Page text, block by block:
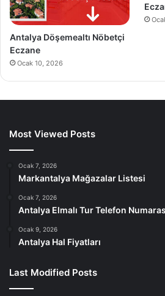
Antalya Döşemealtı Nöbetçi
Eczane
Ocak 10, 2026
Most Viewed Posts
Ocak 7, 2026
Markantalya Mağazalar Listesi
Ocak 7, 2026
Antalya Elmalı Tur Telefon
Ocak 9, 2026
Antalya Hal Fiyatları
Last Modified Posts